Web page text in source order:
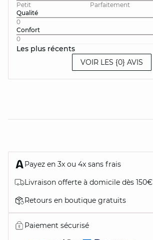
Petit
Parfaitement
Qualité
0
Confort
0
Les plus récents
VOIR LES {0} AVIS
Payez en 3x ou 4x sans frais
Livraison offerte à domicile dès 150€
Retours en boutique gratuits
Paiement sécurisé